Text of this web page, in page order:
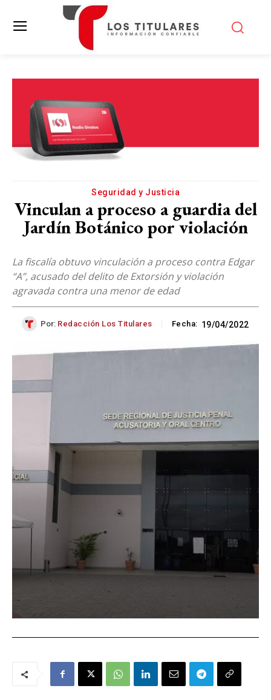
Seguridad y Justicia
Vinculan a proceso a guardia del
Jardín Botánico por violación
La fiscalía obtuvo vinculación a proceso contra Edgar
“A”, acusado del delito de Extorsión y violación
agravada contra una menor de edad
Por: Redacción Los Titulares Fecha: 19/04/2022